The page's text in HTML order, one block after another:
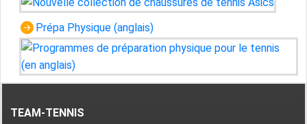
Prépa Physique (anglais)
TEAM-TENNIS